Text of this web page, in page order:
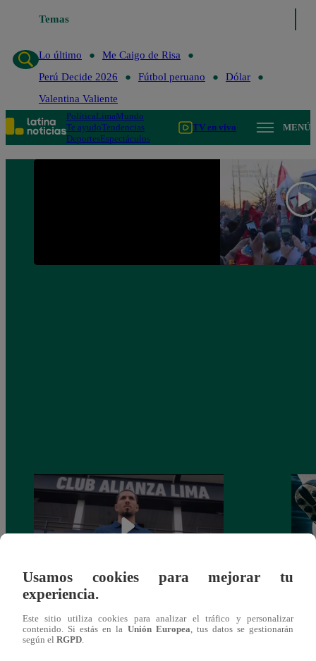
Temas
Lo último
Me Caigo de Risa
Perú Decide 2026
Fútbol peruano
Dólar
Valentina Valiente
PolíticaLimaMundo
Te ayudoTendencias
DeportesEspectáculos
TV en vivo MENÚ
como nuevo fichaje para el Torneo
Clausura 2025
Usamos cookies para mejorar tu
experiencia.
Este sitio utiliza cookies para analizar el tráfico y personalizar
contenido. Si estás en la Unión Europea , tus datos se gestionarán
según el RGPD